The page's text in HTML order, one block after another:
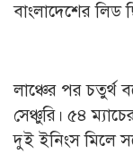
বাংলাদেশের লিড
লাঞ্চের পর চতুর্থ
সেঞ্চুরি। ৫৪
দুই ইনিংস মিলে